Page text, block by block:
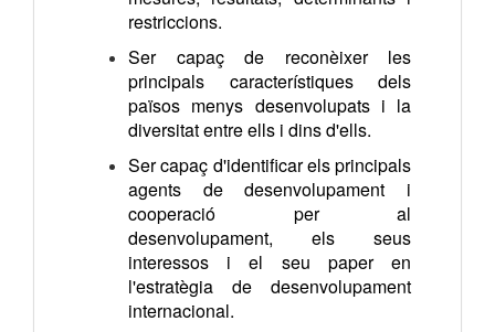
restriccions.
Ser capaç de reconèixer les
principals característiques dels
països menys desenvolupats i la
diversitat entre ells i dins d'ells.
Ser capaç d'identificar els principals
agents de desenvolupament i
cooperació per al
desenvolupament, els seus
interessos i el seu paper en
l'estratègia de desenvolupament
internacional.